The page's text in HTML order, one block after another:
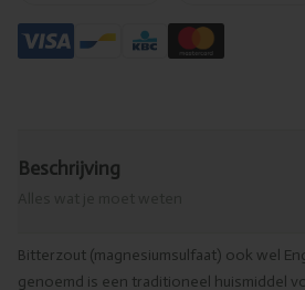
Beschrijving
Bitterzout (magnesiumsulfaat) ook wel
genoemd is een traditioneel huismiddel